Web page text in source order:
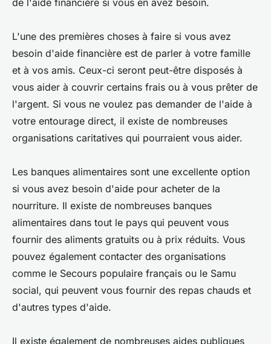
de l'aide financière si vous en avez besoin.
L'une des premières choses à faire si vous avez
besoin d'aide financière est de parler à votre famille
et à vos amis. Ceux-ci seront peut-être disposés à
vous aider à couvrir certains frais ou à vous prêter de
l'argent. Si vous ne voulez pas demander de l'aide à
votre entourage direct, il existe de nombreuses
organisations caritatives qui pourraient vous aider.
Les banques alimentaires sont une excellente option
si vous avez besoin d'aide pour acheter de la
nourriture. Il existe de nombreuses banques
alimentaires dans tout le pays qui peuvent vous
fournir des aliments gratuits ou à prix réduits. Vous
pouvez également contacter des organisations
comme le Secours populaire français ou le Samu
social, qui peuvent vous fournir des repas chauds et
d'autres types d'aide.
Il existe également de nombreuses aides publiques